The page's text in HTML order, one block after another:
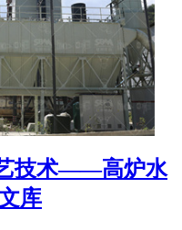
技术——高炉水
库